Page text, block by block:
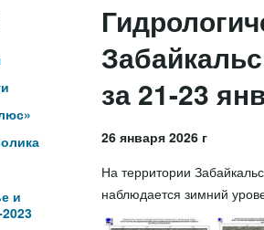
и
за 21-23
26 января 2026 г
На территории
наблюдается зимний